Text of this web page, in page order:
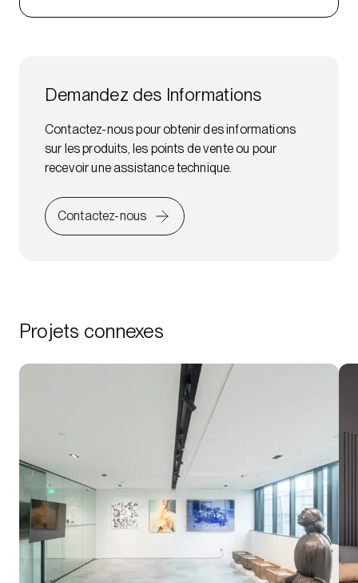
Demandez des Informations
Contactez-nous pour obtenir des informations
sur les produits, les points de vente ou pour
recevoir une assistance technique.
Contactez-nous
Projets connexes